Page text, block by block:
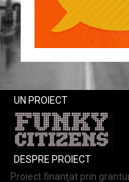
UN PROIECT
DESPRE PROIECT
Proiect finanţat prin